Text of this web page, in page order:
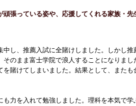
張っている姿や、応援してくれる家族・先
し、推薦入試に全賭けしました。しかし推
のまま富士学院で浪人することになりまし
賭けてしまいました。結果として、またも
力を入れて勉強しました。理科を本気で学